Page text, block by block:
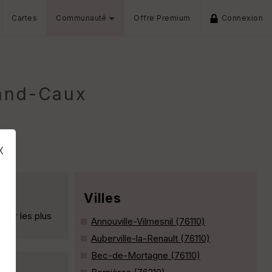
Cartes Communauté Offre Premium Connexion
Caux
sur les plus
Villes
Annouville-Vilmesnil (76110)
Auberville-la-Renault (76110)
Bec-de-Mortagne (76110)